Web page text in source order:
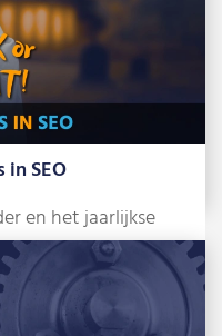
in SEO
en het jaarlijkse
deur: Halloween.
Lees meer »